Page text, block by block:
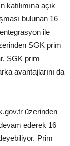
açık
bulunan 16
ile
SGK prim
SGK prim
avantajlarını da
üzerinden
ederek 16
Prim